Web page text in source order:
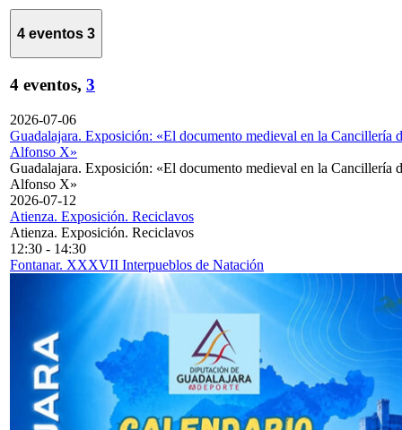
4 eventos 3
4 eventos, 3
2026-07-06
Guadalajara. Exposición: «El documento medieval en la Cancillería
Alfonso X»
Guadalajara. Exposición: «El documento medieval en la Cancillería
Alfonso X»
2026-07-12
Atienza. Exposición. Reciclavos
Atienza. Exposición. Reciclavos
12:30 - 14:30
Fontanar. XXXVII Interpueblos de Natación